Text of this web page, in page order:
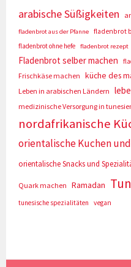
arabische Süßigkeiten
fladenbrot aus der Pfanne fladenbrot
fladenbrot ohne hefe
fladenbrot rezept
Fladenbrot selber machen
Frischkäse machen
küche des
Leben in arabischen Ländern
medizinische Versorgung in
nordafrikanische
orientalische Kuchen
orientalische Snacks und
Quark machen Ramadan
tunesische spezialitäten vegan